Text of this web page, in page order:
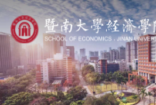
学院概况
新闻中心